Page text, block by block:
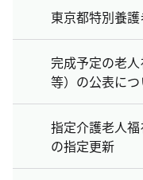
東京都特別養
完成予定の老
等）の公表に
指定介護老人福
の指定更新